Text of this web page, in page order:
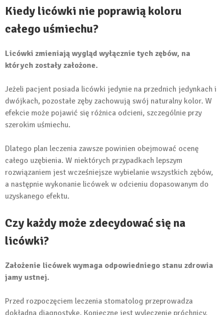
Kiedy licówki nie poprawią koloru
całego uśmiechu?
Licówki zmieniają wygląd wyłącznie tych zębów, na
których zostały założone.
Jeżeli pacjent posiada licówki jedynie na przednich jedynkach i
dwójkach, pozostałe zęby zachowują swój naturalny kolor. W
efekcie może pojawić się różnica odcieni, szczególnie przy
szerokim uśmiechu.
Dlatego plan leczenia zawsze powinien obejmować ocenę
całego uzębienia. W niektórych przypadkach lepszym
rozwiązaniem jest wcześniejsze wybielanie wszystkich zębów,
a następnie wykonanie licówek w odcieniu dopasowanym do
uzyskanego efektu.
Czy każdy może zdecydować się na
licówki?
Założenie licówek wymaga odpowiedniego stanu zdrowia
jamy ustnej.
Przed rozpoczęciem leczenia stomatolog przeprowadza
dokładną diagnostykę. Konieczne jest wyleczenie próchnicy,